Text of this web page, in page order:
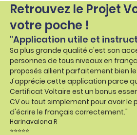
Retrouvez le Projet
votre poche !
"Application utile et
Sa plus grande qualité c'est son
personnes de tous niveaux en
proposés allient parfaitement bien
J'apprécie cette application parce
Certificat Voltaire est un bonus
CV ou tout simplement pour avoir le
d'écrire le français correctement."
Harinavalona R
⭐⭐⭐⭐⭐